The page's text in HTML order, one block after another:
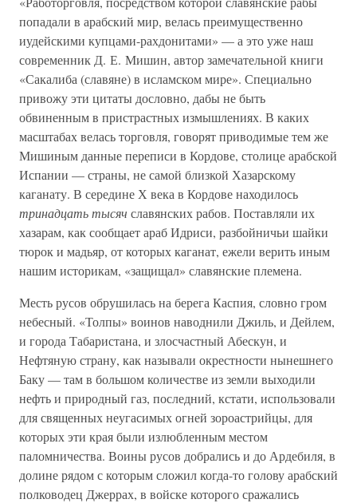
попадали в арабский мир, велась преимущественно
иудейскими купцами-рахдонитами» — а это уже наш
современник Д. Е. Мишин, автор замечательной книги
«Сакалиба (славяне) в исламском мире». Специально
привожу эти цитаты дословно, дабы не быть
обвиненным в пристрастных измышлениях. В каких
масштабах велась торговля, говорят приводимые тем же
Мишиным данные переписи в Кордове, столице арабской
Испании — страны, не самой близкой Хазарскому
каганату. В середине Х века в Кордове находилось
тринадцать тысяч славянских рабов. Поставляли их
хазарам, как сообщает араб Идриси, разбойничьи шайки
тюрок и мадьяр, от которых каганат, ежели верить иным
нашим историкам, «защищал» славянские племена.
Месть русов обрушилась на берега Каспия, словно гром
небесный. «Толпы» воинов наводнили Джиль, и Дейлем,
и города Табаристана, и злосчастный Абескун, и
Нефтяную страну, как называли окрестности нынешнего
Баку — там в большом количестве из земли выходили
нефть и природный газ, последний, кстати, использовали
для священных неугасимых огней зороастрийцы, для
которых эти края были излюбленным местом
паломничества. Воины русов добрались и до Ардебиля, в
долине рядом с которым сложил когда-то голову арабский
полководец Джеррах, в войске которого сражались